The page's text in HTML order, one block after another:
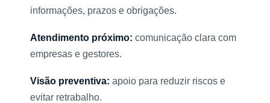
informações, prazos e obrigações.
Atendimento próximo: comunicação clara com
empresas e gestores.
Visão preventiva: apoio para reduzir riscos e
evitar retrabalho.